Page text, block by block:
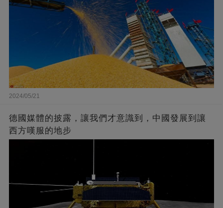
2024/05/21
德國媒體的披露，讓我們才意識到，中國發展到讓
西方嘆服的地步